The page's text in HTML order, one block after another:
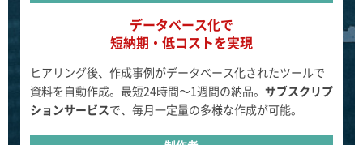
データベース化で
短納期・低コストを実現
ヒアリング後、作成事例がデータベース化されたツールで
資料を自動作成。最短24時間～1週間の納品。 サブスクリプ
ションサービスで、毎月一定量の多様な作成が可能。